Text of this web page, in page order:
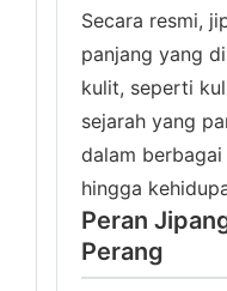
Secara resmi,
panjang yang
kulit, seperti
sejarah yang
dalam
hingga
Peran
Perang